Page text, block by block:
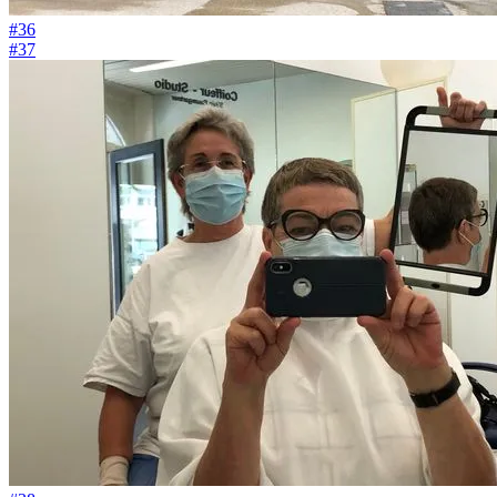
#36
#37